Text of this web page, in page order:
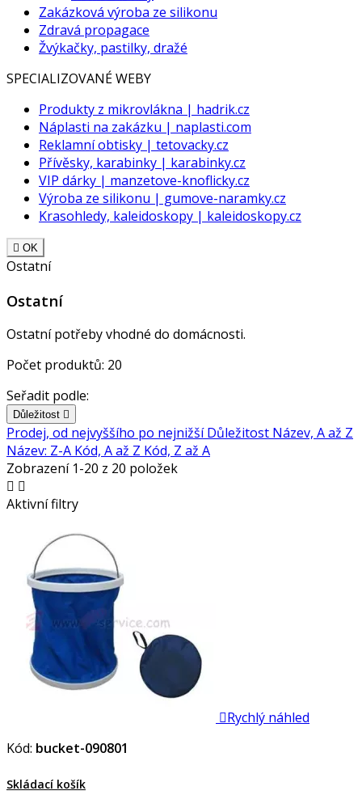
Zakázková výroba ze silikonu
Zdravá propagace
Žvýkačky, pastilky, dražé
SPECIALIZOVANÉ WEBY
Produkty z mikrovlákna | hadrik.cz
Náplasti na zakázku | naplasti.com
Reklamní obtisky | tetovacky.cz
Přívěsky, karabinky | karabinky.cz
VIP dárky | manzetove-knoflicky.cz
Výroba ze silikonu | gumove-naramky.cz
Krasohledy, kaleidoskopy | kaleidoskopy.cz
 OK
Ostatní
Ostatní
Ostatní potřeby vhodné do domácnosti.
Počet produktů: 20
Seřadit podle:
Důležitost 
Prodej, od nejvyššího po nejnižšíDůležitost Název, A až Z
Název: Z-A Kód, A až Z Kód, Z až A
Zobrazení 1-20 z 20 položek
 
Aktivní filtry
Rychlý náhled
Kód: bucket-090801
Skládací košík